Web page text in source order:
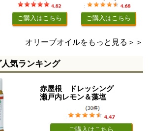
ご購入はこちら ご購入はこちら
オリーブオイルをもっと見る＞＞
人気ランキング
赤屋根 ドレッシング
瀬戸内レモン＆藻塩
ご購入はこちら